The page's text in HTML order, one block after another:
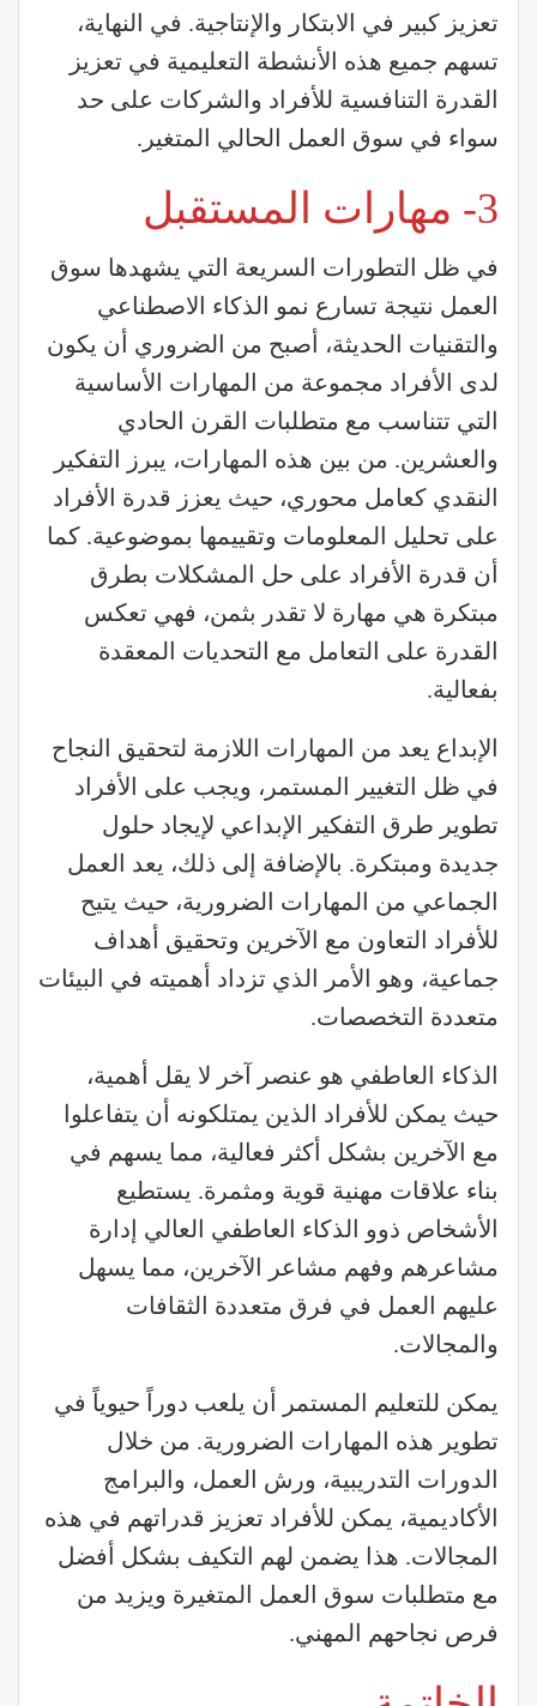
تعزيز كبير في الابتكار والإنتاجية. في النهاية،
تسهم جميع هذه الأنشطة التعليمية في تعزيز
القدرة التنافسية للأفراد والشركات على حد
سواء في سوق العمل الحالي المتغير.
3- مهارات المستقبل
في ظل التطورات السريعة التي يشهدها سوق
العمل نتيجة تسارع نمو الذكاء الاصطناعي
والتقنيات الحديثة، أصبح من الضروري أن يكون
لدى الأفراد مجموعة من المهارات الأساسية
التي تتناسب مع متطلبات القرن الحادي
والعشرين. من بين هذه المهارات، يبرز التفكير
النقدي كعامل محوري، حيث يعزز قدرة الأفراد
على تحليل المعلومات وتقييمها بموضوعية. كما
أن قدرة الأفراد على حل المشكلات بطرق
مبتكرة هي مهارة لا تقدر بثمن، فهي تعكس
القدرة على التعامل مع التحديات المعقدة
بفعالية.
الإبداع يعد من المهارات اللازمة لتحقيق النجاح
في ظل التغيير المستمر، ويجب على الأفراد
تطوير طرق التفكير الإبداعي لإيجاد حلول
جديدة ومبتكرة. بالإضافة إلى ذلك، يعد العمل
الجماعي من المهارات الضرورية، حيث يتيح
للأفراد التعاون مع الآخرين وتحقيق أهداف
جماعية، وهو الأمر الذي تزداد أهميته في البيئات
متعددة التخصصات.
الذكاء العاطفي هو عنصر آخر لا يقل أهمية،
حيث يمكن للأفراد الذين يمتلكونه أن يتفاعلوا
مع الآخرين بشكل أكثر فعالية، مما يسهم في
بناء علاقات مهنية قوية ومثمرة. يستطيع
الأشخاص ذوو الذكاء العاطفي العالي إدارة
مشاعرهم وفهم مشاعر الآخرين، مما يسهل
عليهم العمل في فرق متعددة الثقافات
والمجالات.
يمكن للتعليم المستمر أن يلعب دوراً حيوياً في
تطوير هذه المهارات الضرورية. من خلال
الدورات التدريبية، ورش العمل، والبرامج
الأكاديمية، يمكن للأفراد تعزيز قدراتهم في هذه
المجالات. هذا يضمن لهم التكيف بشكل أفضل
مع متطلبات سوق العمل المتغيرة ويزيد من
فرص نجاحهم المهني.